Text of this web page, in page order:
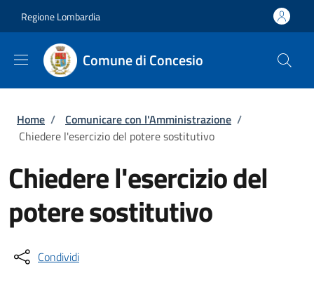
Regione Lombardia
Comune di Concesio
Briciole di pane
Home / Comunicare con l'Amministrazione /
Chiedere l'esercizio del potere sostitutivo
Chiedere l'esercizio del
potere sostitutivo
Condividi